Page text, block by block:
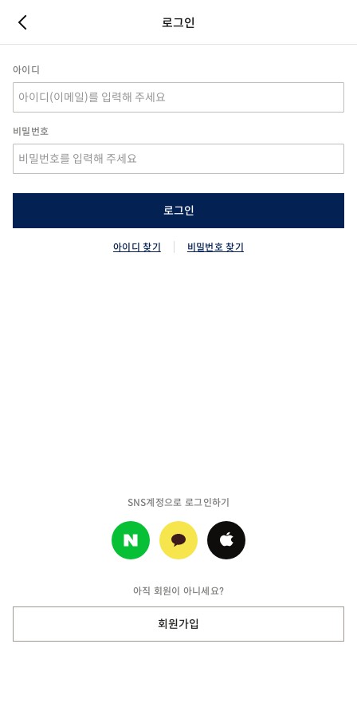
로그인
아이디
비밀번호
로그인
아이디 찾기 비밀번호 찾기
SNS계정으로 로그인하기
아직 회원이 아니세요?
회원가입